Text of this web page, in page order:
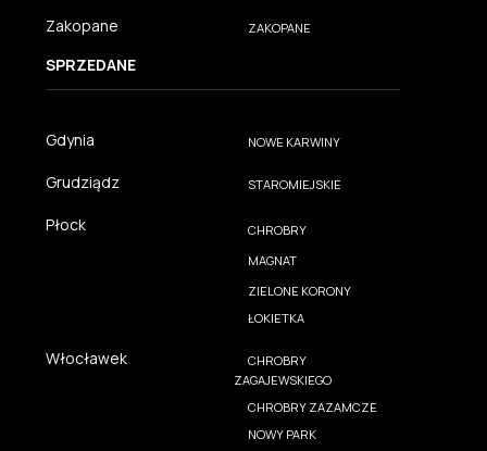
Zakopane ZAKOPANE
SPRZEDANE
Gdynia NOWE KARWINY
Grudziądz STAROMIEJSKIE
Płock
CHROBRY
MAGNAT
ZIELONE KORONY
ŁOKIETKA
Włocławek
CHROBRY
ZAGAJEWSKIEGO
CHROBRY ZAZAMCZE
NOWY PARK